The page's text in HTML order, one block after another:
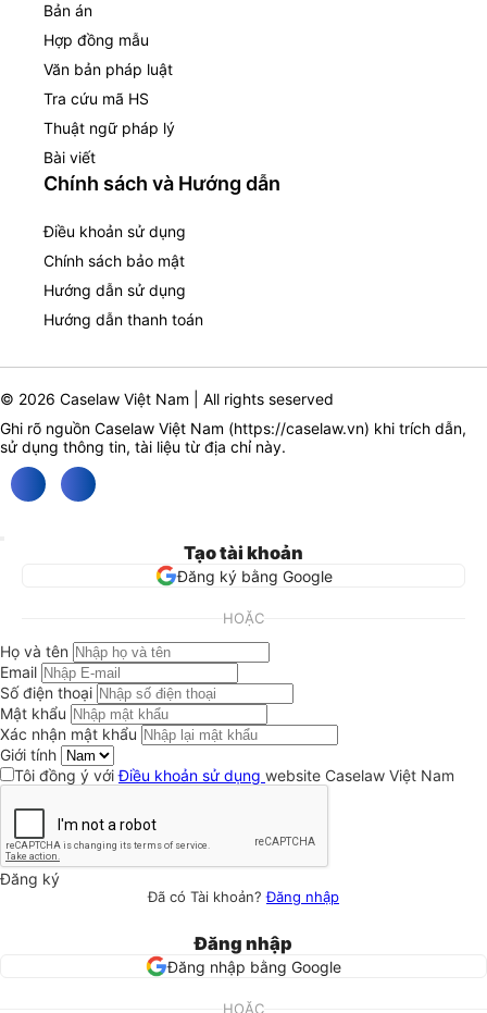
Bản án
Hợp đồng mẫu
Văn bản pháp luật
Tra cứu mã HS
Thuật ngữ pháp lý
Bài viết
Chính sách và Hướng dẫn
Điều khoản sử dụng
Chính sách bảo mật
Hướng dẫn sử dụng
Hướng dẫn thanh toán
© 2026 Caselaw Việt Nam | All rights seserved
Ghi rõ nguồn Caselaw Việt Nam (https://caselaw.vn) khi trích dẫn,
sử dụng thông tin, tài liệu từ địa chỉ này.
Tạo tài khoản
Đăng ký bằng Google
HOẶC
Họ và tên
Email
Số điện thoại
Mật khẩu
Xác nhận mật khẩu
Giới tính
Tôi đồng ý vớiĐiều khoản sử dụng website Caselaw Việt Nam
Đăng ký
Đã có Tài khoản?Đăng nhập
Đăng nhập
Đăng nhập bằng Google
HOẶC